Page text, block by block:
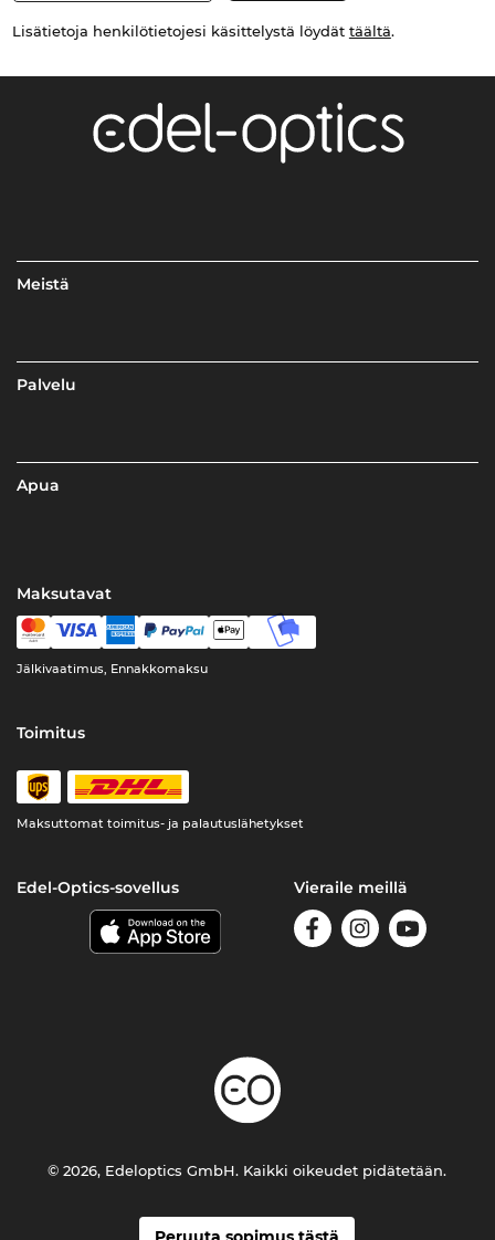
Lisätietoja henkilötietojesi käsittelystä löydät täältä.
Meistä
Palvelu
Apua
Maksutavat
Jälkivaatimus, Ennakkomaksu
Toimitus
Maksuttomat toimitus- ja palautuslähetykset
Edel-Optics-sovellus Vieraile meillä
© 2026, Edeloptics GmbH. Kaikki oikeudet pidätetään.